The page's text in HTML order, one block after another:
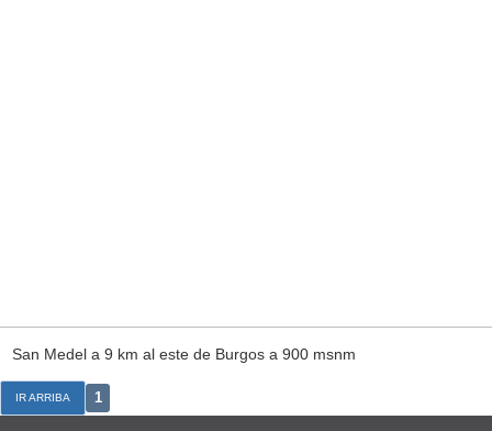
San Medel a 9 km al este de Burgos a 900 msnm
IR ARRIBA 1